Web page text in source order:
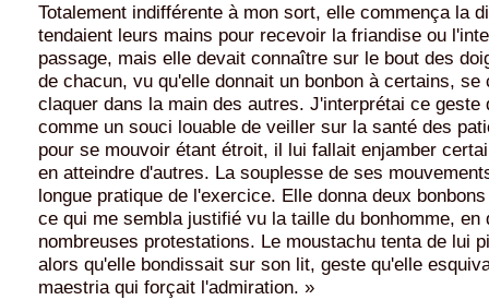
Totalement indifférente à mon sort, elle commença la
tendaient leurs mains pour recevoir la friandise ou
passage, mais elle devait connaître sur le bout des
de chacun, vu qu'elle donnait un bonbon à certains, se
claquer dans la main des autres. J'interprétai ce geste
comme un souci louable de veiller sur la santé des
pour se mouvoir étant étroit, il lui fallait enjamber
en atteindre d'autres. La souplesse de ses
longue pratique de l'exercice. Elle donna deux
ce qui me sembla justifié vu la taille du bonhomme, en
nombreuses protestations. Le moustachu tenta de lui
alors qu'elle bondissait sur son lit, geste qu'elle
maestria qui forçait l'admiration. »